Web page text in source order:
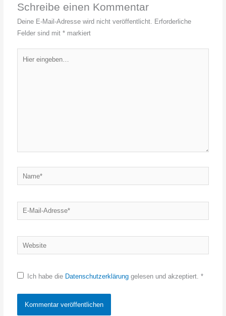
Schreibe einen Kommentar
Deine E-Mail-Adresse wird nicht veröffentlicht. Erforderliche
Felder sind mit* markiert
eingeben…
Name*
E-
Mail-
Website
Ich habe die Datenschutzerklärunggelesen und akzeptiert. *